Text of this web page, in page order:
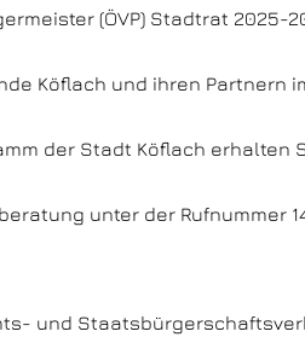
(ÖVP) Stadtrat 2025-
Köflach und ihren Partnern
der Stadt Köflach erhalten
unter der
und